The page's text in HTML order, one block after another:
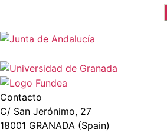
Contacto
C/ San Jerónimo, 27
18001 GRANADA (Spain)